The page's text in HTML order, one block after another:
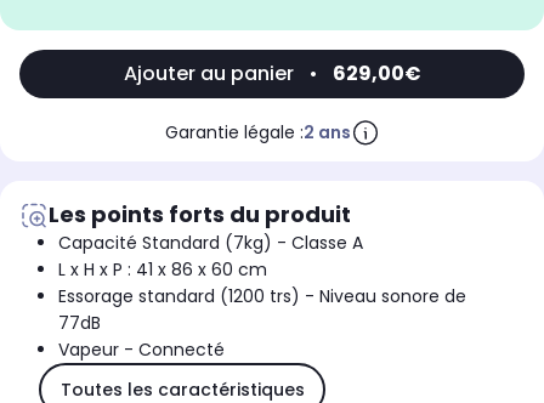
Ajouter au panier • 629,00€
Garantie légale :2 ans
Les points forts du produit
Capacité Standard (7kg) - Classe A
L x H x P : 41 x 86 x 60 cm
Essorage standard (1200 trs) - Niveau sonore de
77dB
Vapeur - Connecté
Toutes les caractéristiques